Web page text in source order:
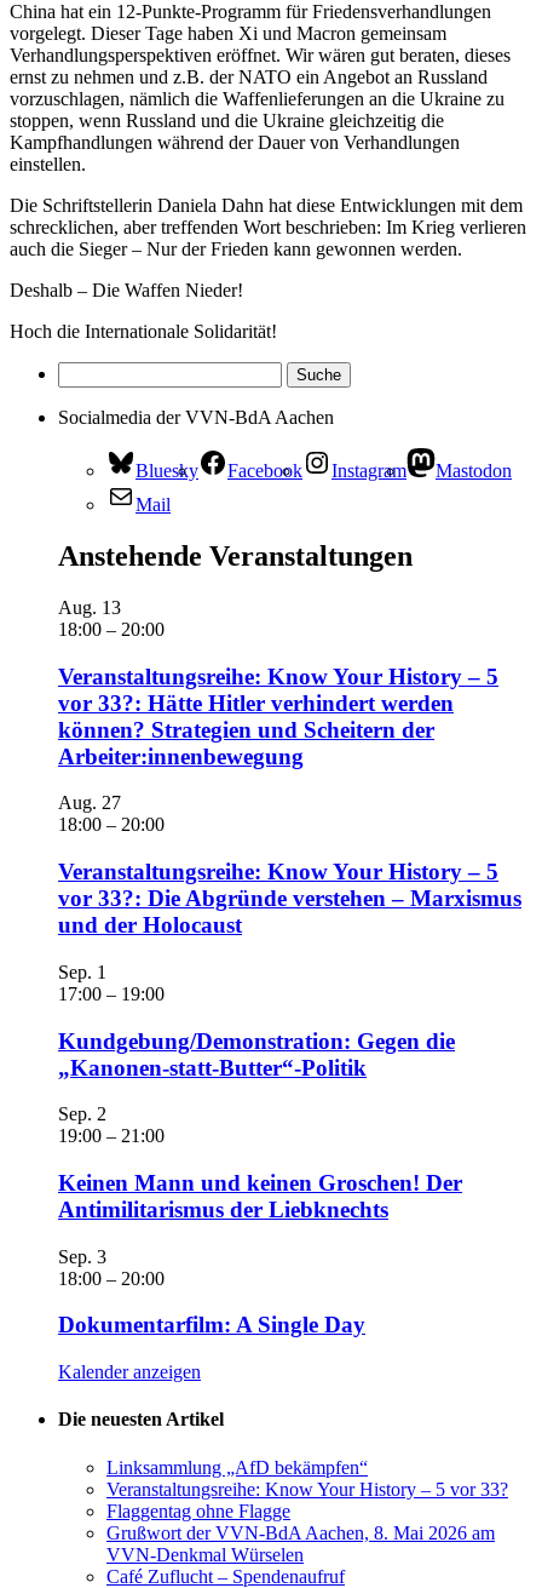
China hat ein 12-Punkte-Programm für Friedensverhandlungen
vorgelegt. Dieser Tage haben Xi und Macron gemeinsam
Verhandlungsperspektiven eröffnet. Wir wären gut beraten, dieses
ernst zu nehmen und z.B. der NATO ein Angebot an Russland
vorzuschlagen, nämlich die Waffenlieferungen an die Ukraine zu
stoppen, wenn Russland und die Ukraine gleichzeitig die
Kampfhandlungen während der Dauer von Verhandlungen
einstellen.
Die Schriftstellerin Daniela Dahn hat diese Entwicklungen mit dem
schrecklichen, aber treffenden Wort beschrieben: Im Krieg verlieren
auch die Sieger – Nur der Frieden kann gewonnen werden.
Deshalb – Die Waffen Nieder!
Hoch die Internationale Solidarität!
Socialmedia der VVN-BdA Aachen
Bluesky Facebook Instagram
Mastodon
Mail
Anstehende Veranstaltungen
Aug. 13
18:00 – 20:00
Veranstaltungsreihe: Know Your History – 5
vor 33?: Hätte Hitler verhindert werden
können? Strategien und Scheitern der
Arbeiter:innenbewegung
Aug. 27
18:00 – 20:00
Veranstaltungsreihe: Know Your History – 5
vor 33?: Die Abgründe verstehen – Marxismus
und der Holocaust
Sep. 1
17:00 – 19:00
Kundgebung/Demonstration: Gegen die
„Kanonen-statt-Butter“-Politik
Sep. 2
19:00 – 21:00
Keinen Mann und keinen Groschen! Der
Antimilitarismus der Liebknechts
Sep. 3
18:00 – 20:00
Dokumentarfilm: A Single Day
Kalender anzeigen
Die neuesten Artikel
Linksammlung „AfD bekämpfen“
Veranstaltungsreihe: Know Your History – 5 vor 33?
Flaggentag ohne Flagge
Grußwort der VVN-BdA Aachen, 8. Mai 2026 am
VVN-Denkmal Würselen
Café Zuflucht – Spendenaufruf